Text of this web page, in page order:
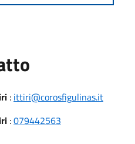
: ittiri@corosfigulinas.it
:079442563